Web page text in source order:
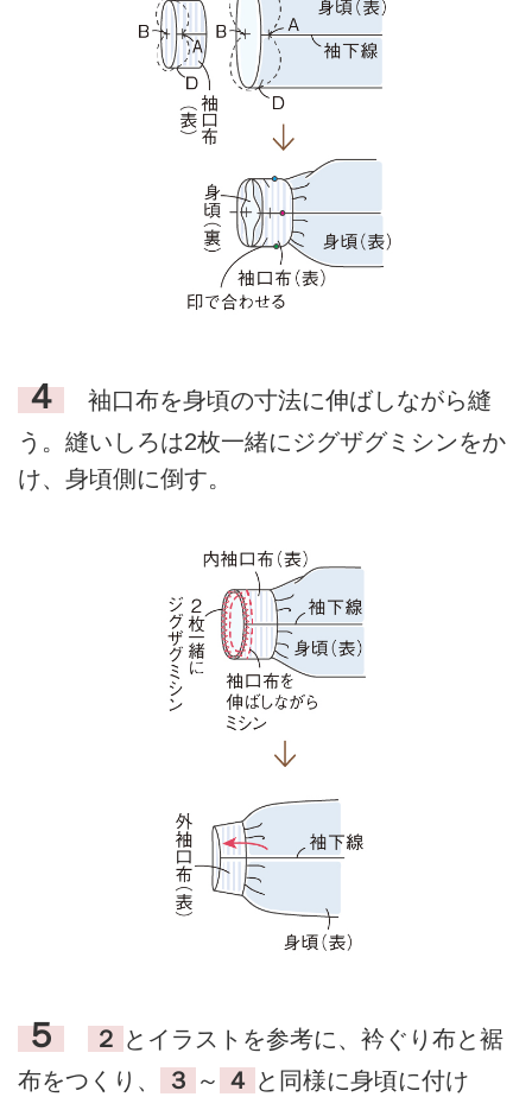
４
袖口布を身頃の寸法に伸ばしながら縫
う。縫いしろは2枚一緒にジグザグミシンをか
け、身頃側に倒す。
５ ２ とイラストを参考に、衿ぐり布と裾
布をつくり、
３ ～ ４ と同様に身頃に付け